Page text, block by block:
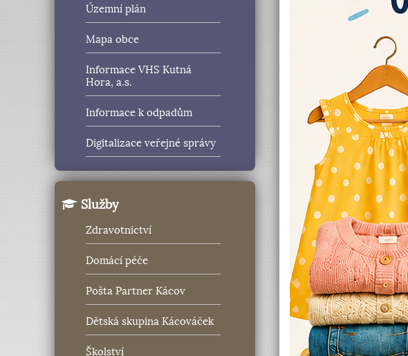
Územní plán
Mapa obce
Informace VHS Kutná
Hora, a.s.
Informace k odpadům
Digitalizace veřejné správy
Služby
Zdravotnictví
Domácí péče
Pošta Partner Kácov
Dětská skupina Kácováček
Školství